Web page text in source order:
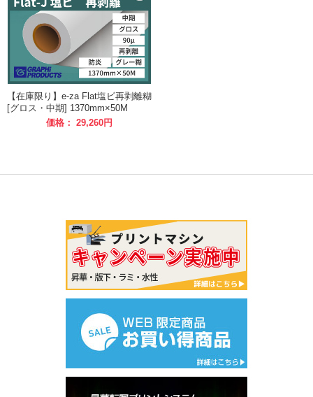
【在庫限り】e-za Flat塩ビ再剥離糊
[グロス・中期] 1370mm×50M
価格： 29,260円